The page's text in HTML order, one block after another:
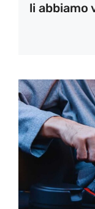
li abbiamo